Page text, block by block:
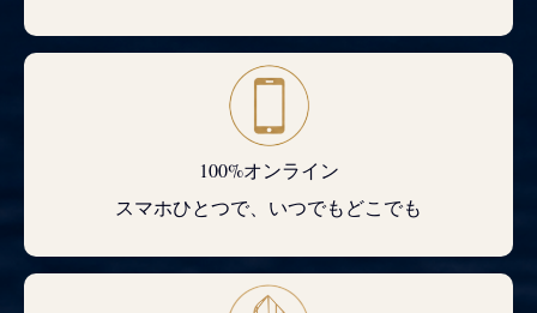
100%オンライン
スマホひとつで、いつでもどこでも